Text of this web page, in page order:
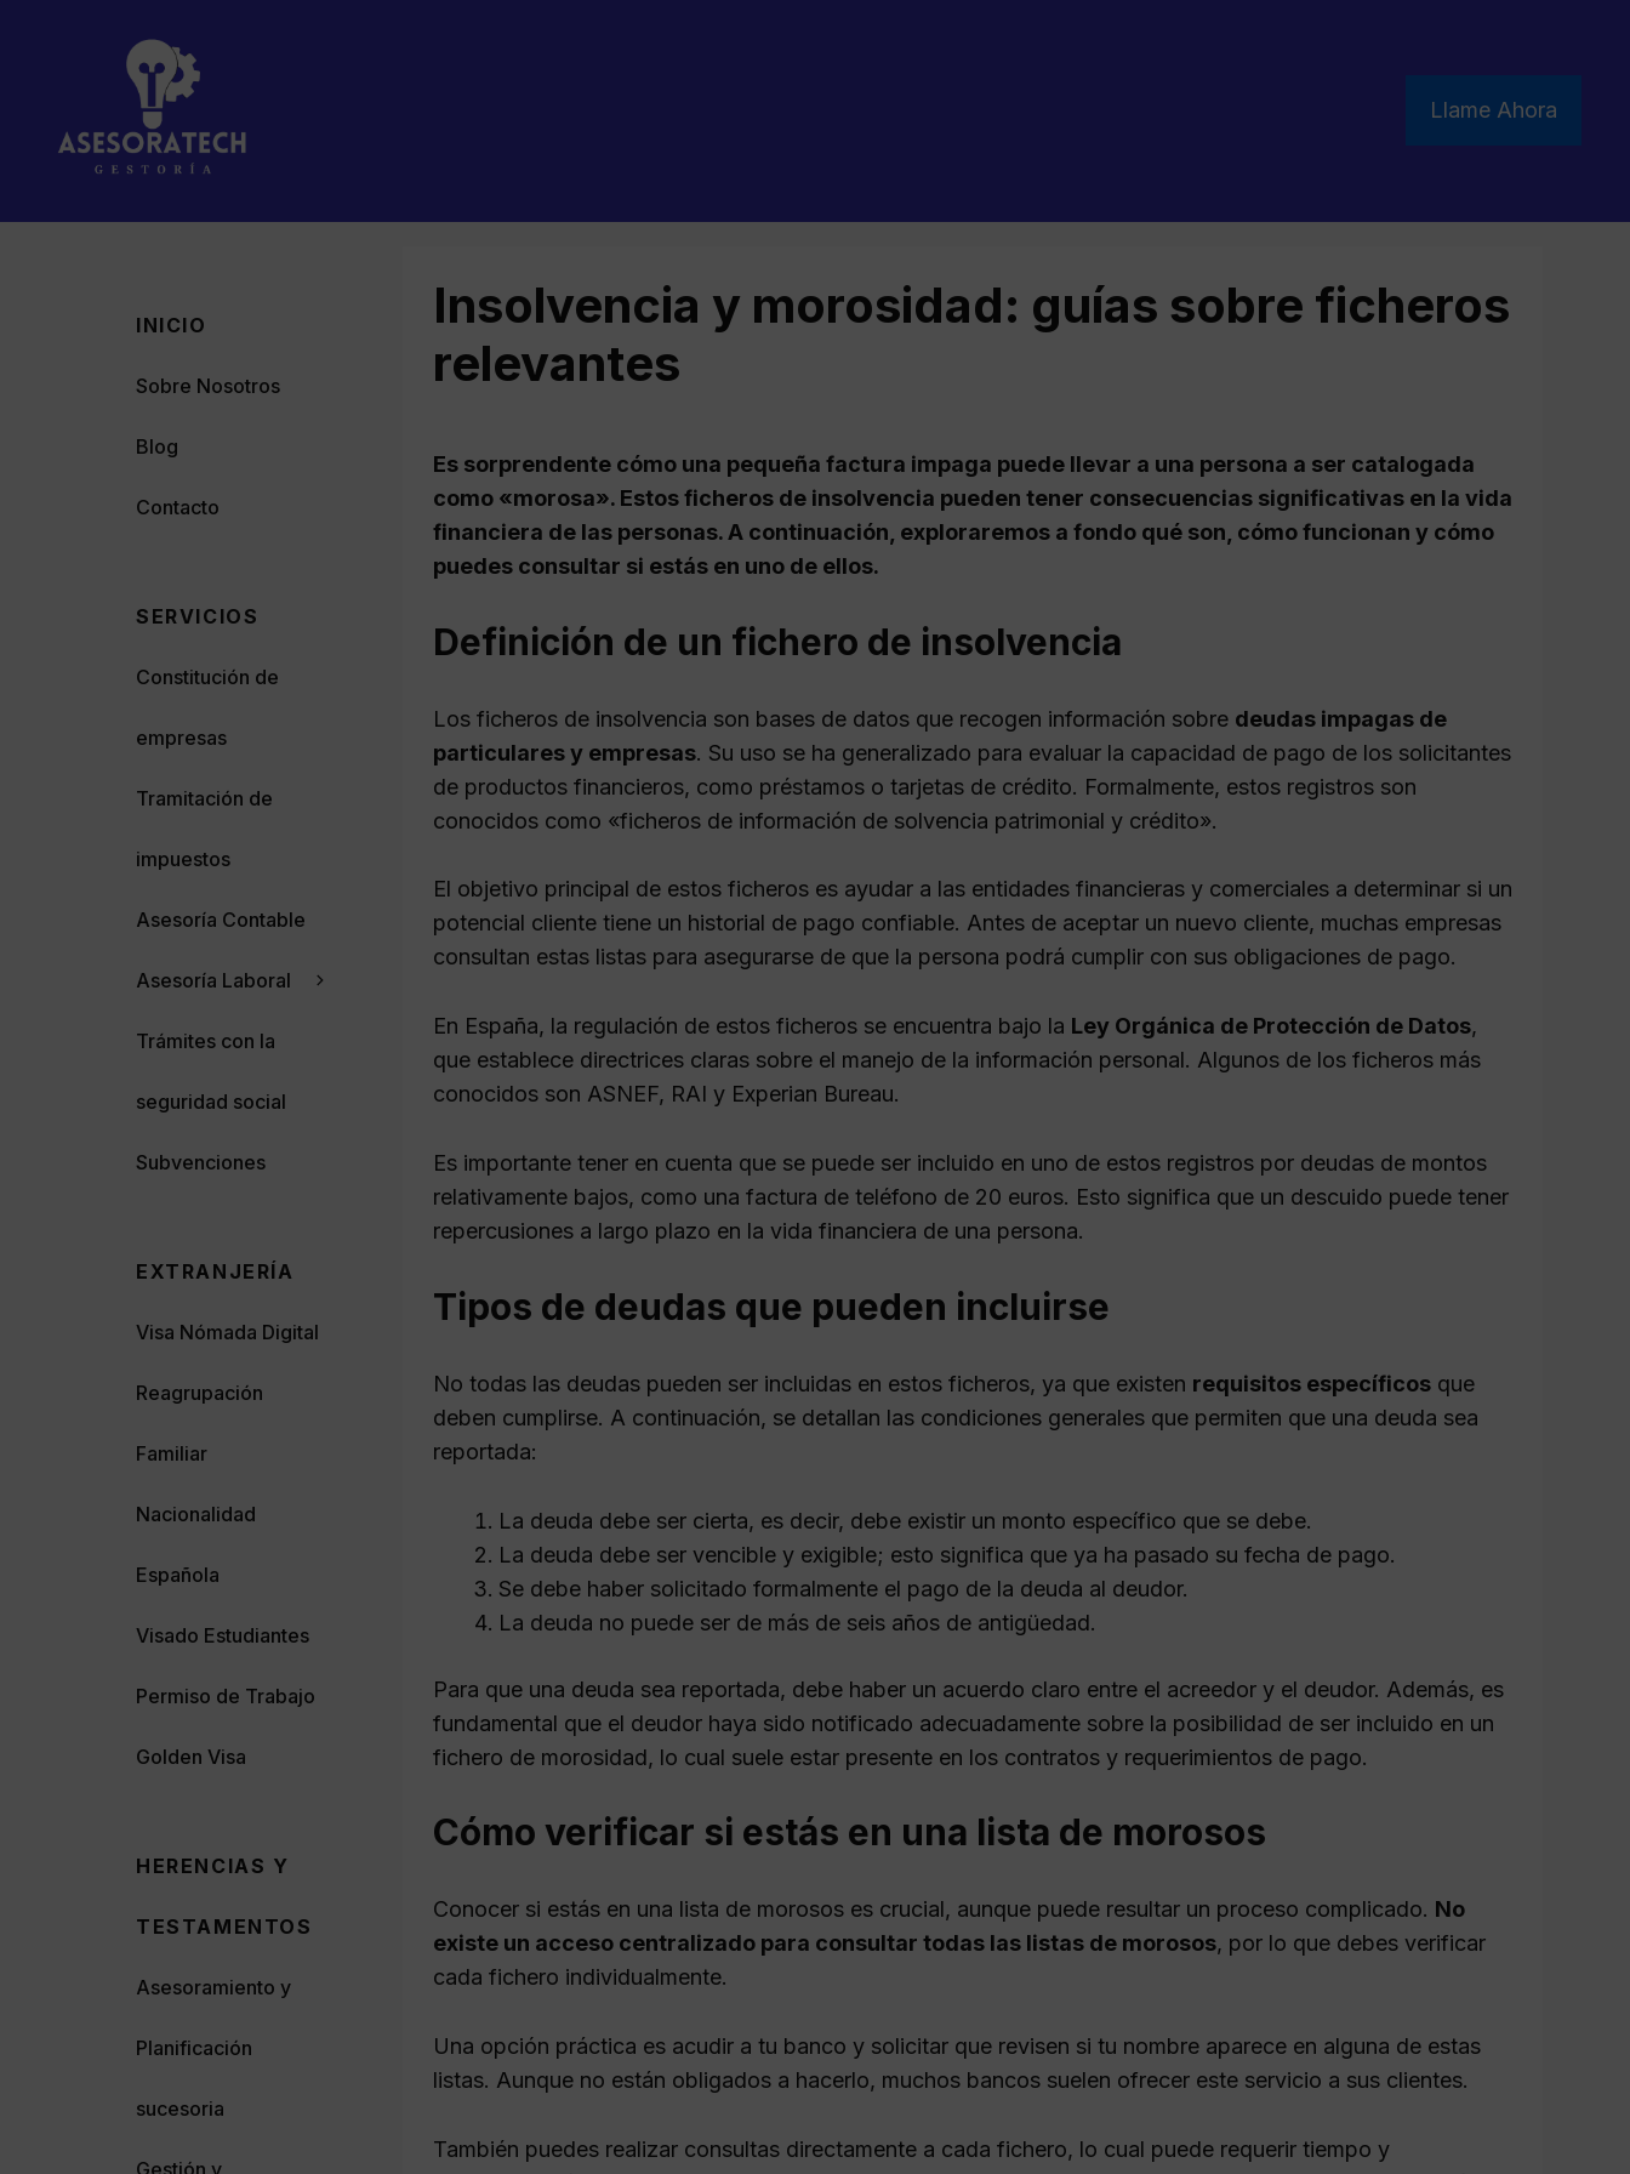
Llame Ahora
Insolvencia y morosidad: guías sobre ficheros
relevantes
Es sorprendente cómo una pequeña factura impaga puede llevar a una persona a ser catalogada
como «morosa». Estos ficheros de insolvencia pueden tener consecuencias significativas en la vida
financiera de las personas. A continuación, exploraremos a fondo qué son, cómo funcionan y cómo
puedes consultar si estás en uno de ellos.
Definición de un fichero de insolvencia
Los ficheros de insolvencia son bases de datos que recogen información sobre deudas impagas de
particulares y empresas. Su uso se ha generalizado para evaluar la capacidad de pago de los solicitantes
de productos financieros, como préstamos o tarjetas de crédito. Formalmente, estos registros son
conocidos como «ficheros de información de solvencia patrimonial y crédito».
El objetivo principal de estos ficheros es ayudar a las entidades financieras y comerciales a determinar si un
potencial cliente tiene un historial de pago confiable. Antes de aceptar un nuevo cliente, muchas empresas
consultan estas listas para asegurarse de que la persona podrá cumplir con sus obligaciones de pago.
En España, la regulación de estos ficheros se encuentra bajo la Ley Orgánica de Protección de Datos,
que establece directrices claras sobre el manejo de la información personal. Algunos de los ficheros más
conocidos son ASNEF, RAI y Experian Bureau.
Es importante tener en cuenta que se puede ser incluido en uno de estos registros por deudas de montos
relativamente bajos, como una factura de teléfono de 20 euros. Esto significa que un descuido puede tener
repercusiones a largo plazo en la vida financiera de una persona.
Tipos de deudas que pueden incluirse
No todas las deudas pueden ser incluidas en estos ficheros, ya que existen requisitos específicos que
deben cumplirse. A continuación, se detallan las condiciones generales que permiten que una deuda sea
reportada:
La deuda debe ser cierta, es decir, debe existir un monto específico que se debe.
La deuda debe ser vencible y exigible; esto significa que ya ha pasado su fecha de pago.
Se debe haber solicitado formalmente el pago de la deuda al deudor.
La deuda no puede ser de más de seis años de antigüedad.
Para que una deuda sea reportada, debe haber un acuerdo claro entre el acreedor y el deudor. Además, es
fundamental que el deudor haya sido notificado adecuadamente sobre la posibilidad de ser incluido en un
fichero de morosidad, lo cual suele estar presente en los contratos y requerimientos de pago.
Cómo verificar si estás en una lista de morosos
Conocer si estás en una lista de morosos es crucial, aunque puede resultar un proceso complicado. No
existe un acceso centralizado para consultar todas las listas de morosos, por lo que debes verificar
cada fichero individualmente.
Una opción práctica es acudir a tu banco y solicitar que revisen si tu nombre aparece en alguna de estas
listas. Aunque no están obligados a hacerlo, muchos bancos suelen ofrecer este servicio a sus clientes.
También puedes realizar consultas directamente a cada fichero, lo cual puede requerir tiempo y
INICIO
Sobre Nosotros
Blog
Contacto
SERVICIOS
Constitución de
empresas
Tramitación de
impuestos
Asesoría Contable
Asesoría Laboral
Trámites con la
seguridad social
Subvenciones
EXTRANJERÍA
Visa Nómada Digital
Reagrupación
Familiar
Nacionalidad
Española
Visado Estudiantes
Permiso de Trabajo
Golden Visa
HERENCIAS Y
TESTAMENTOS
Asesoramiento y
Planificación
sucesoria
Gestión y